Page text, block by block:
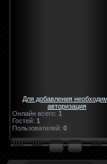
Для добавления
авторизация
Онлайн всего: 1
Гостей: 1
Пользователей: 0